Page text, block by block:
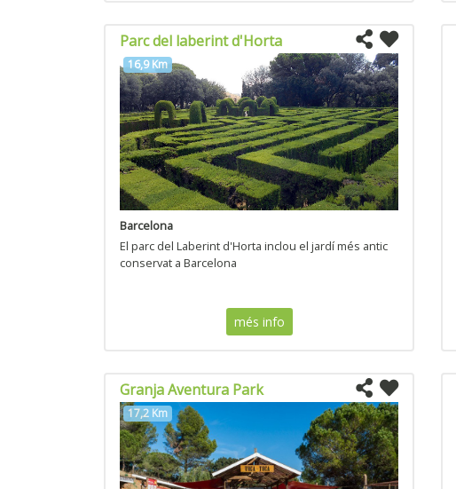
Parc del laberint d'Horta
16,9 Km
Barcelona
El parc del Laberint d'Horta inclou el jardí més antic
conservat a Barcelona
més info
Granja Aventura Park
17,2 Km